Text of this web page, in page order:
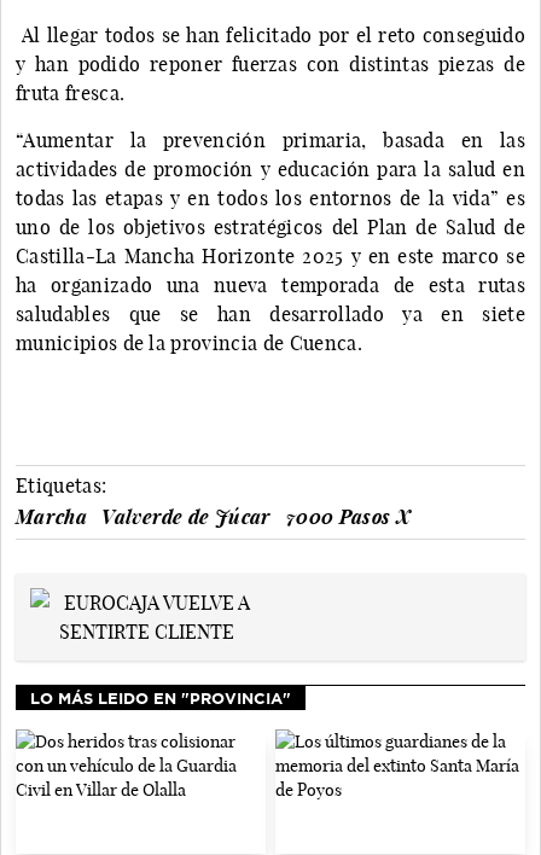
Al llegar todos se han felicitado por el reto conseguido
y han podido reponer fuerzas con distintas piezas de
fruta fresca.
“Aumentar la prevención primaria, basada en las
actividades de promoción y educación para la salud en
todas las etapas y en todos los entornos de la vida” es
uno de los objetivos estratégicos del Plan de Salud de
Castilla-La Mancha Horizonte 2025 y en este marco se
ha organizado una nueva temporada de esta rutas
saludables que se han desarrollado ya en siete
municipios de la provincia de Cuenca.
Etiquetas:
Marcha
Valverde de Júcar 7000 Pasos X
LO MÁS LEIDO EN "PROVINCIA"